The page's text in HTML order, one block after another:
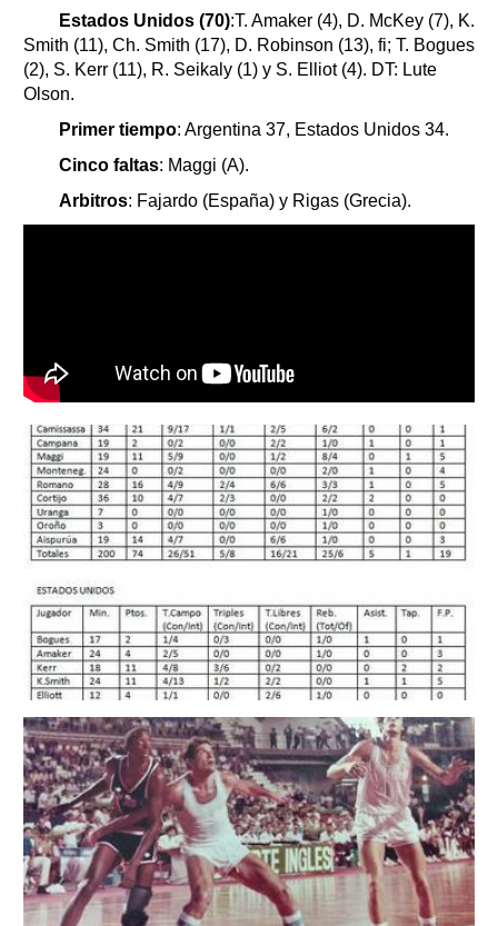
Estados Unidos (70):T. Amaker (4), D. McKey (7), K.
Smith (11), Ch. Smith (17), D. Robinson (13), fi; T. Bogues
(2), S. Kerr (11), R. Seikaly (1) y S. Elliot (4). DT: Lute
Olson.
Primer tiempo: Argentina 37, Estados Unidos 34.
Cinco faltas: Maggi (A).
Arbitros: Fajardo (España) y Rigas (Grecia).